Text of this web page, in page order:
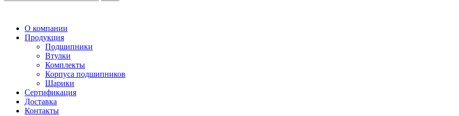
О компании
Продукция
Подшипники
Втулки
Комплекты
Корпуса подшипников
Шарики
Сертификация
Доставка
Контакты